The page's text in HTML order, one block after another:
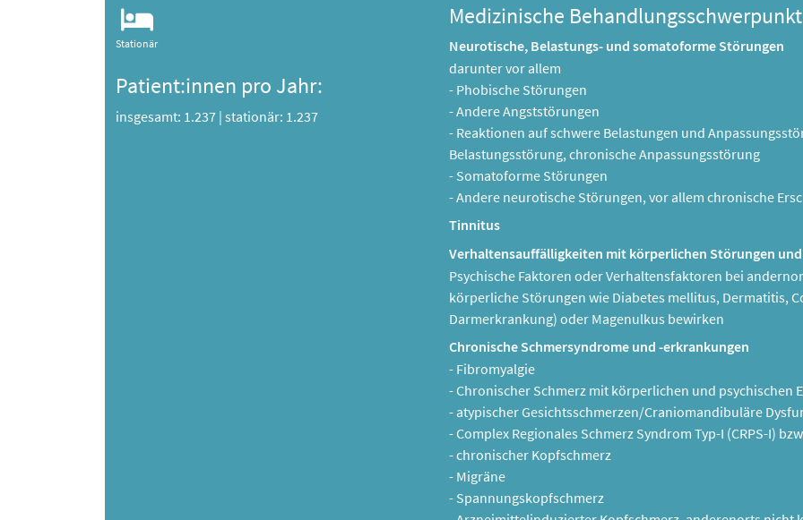
Stationär
Patient:innen pro Jahr:
insgesamt: 1.237 | stationär: 1.237
Medizinische
Neurotische, Belastungs- und somatoforme Störungen
darunter vor allem
- Phobische Störungen
- Andere Angststörungen
- Reaktionen auf schwere Belastungen und
Belastungsstörung, chronische Anpassungsstörung
- Somatoforme Störungen
- Andere neurotische Störungen, vor allem chronische
Tinnitus
Verhaltensauffälligkeiten mit körperlichen Störungen
Psychische Faktoren oder Verhaltensfaktoren bei
körperliche Störungen wie Diabetes mellitus, Dermatitis,
Darmerkrankung) oder Magenulkus bewirken
Chronische Schmersyndrome und -erkrankungen
- Fibromyalgie
- Chronischer Schmerz mit körperlichen und psychischen
- atypischer Gesichtsschmerzen/Craniomandibuläre
- Complex Regionales Schmerz Syndrom Typ-I (CRPS-I)
- chronischer Kopfschmerz
- Migräne
- Spannungskopfschmerz